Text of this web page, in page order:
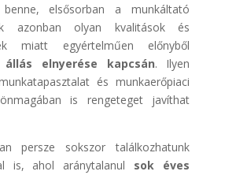
elsősorban a munkáltató
azonban olyan kvalitások és
miatt egyértelműen előnyből
elnyerése kapcsán. Ilyen
és munkaerőpiaci
is rengeteget javíthat
persze sokszor találkozhatunk
is, ahol aránytalanul
sok éves